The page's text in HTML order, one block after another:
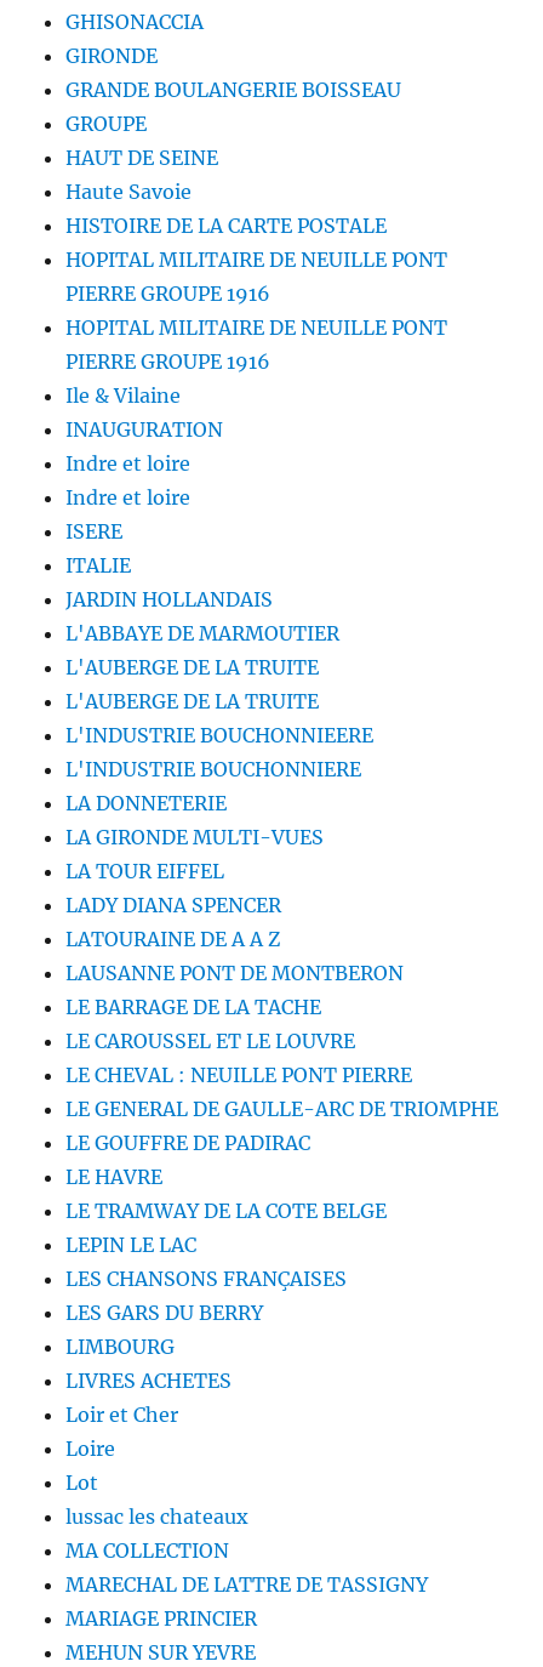
GHISONACCIA
GIRONDE
GRANDE BOULANGERIE BOISSEAU
GROUPE
HAUT DE SEINE
Haute Savoie
HISTOIRE DE LA CARTE POSTALE
HOPITAL MILITAIRE DE NEUILLE PONT
PIERRE GROUPE 1916
HOPITAL MILITAIRE DE NEUILLE PONT
PIERRE GROUPE 1916
Ile & Vilaine
INAUGURATION
Indre et loire
Indre et loire
ISERE
ITALIE
JARDIN HOLLANDAIS
L'ABBAYE DE MARMOUTIER
L'AUBERGE DE LA TRUITE
L'AUBERGE DE LA TRUITE
L'INDUSTRIE BOUCHONNIEERE
L'INDUSTRIE BOUCHONNIERE
LA DONNETERIE
LA GIRONDE MULTI-VUES
LA TOUR EIFFEL
LADY DIANA SPENCER
LATOURAINE DE A A Z
LAUSANNE PONT DE MONTBERON
LE BARRAGE DE LA TACHE
LE CAROUSSEL ET LE LOUVRE
LE CHEVAL : NEUILLE PONT PIERRE
LE GENERAL DE GAULLE-ARC DE TRIOMPHE
LE GOUFFRE DE PADIRAC
LE HAVRE
LE TRAMWAY DE LA COTE BELGE
LEPIN LE LAC
LES CHANSONS FRANÇAISES
LES GARS DU BERRY
LIMBOURG
LIVRES ACHETES
Loir et Cher
Loire
Lot
lussac les chateaux
MA COLLECTION
MARECHAL DE LATTRE DE TASSIGNY
MARIAGE PRINCIER
MEHUN SUR YEVRE